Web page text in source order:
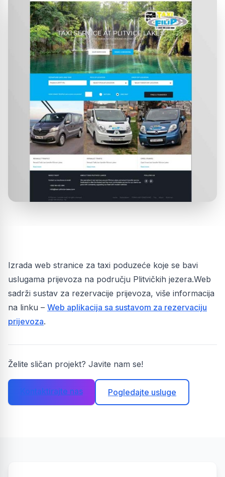
Izrada web stranice za taxi poduzeće koje se bavi
uslugama prijevoza na području Plitvičkih jezera.Web
sadrži sustav za rezervacije prijevoza, više informacija
na linku – Web aplikacija sa sustavom za rezervaciju
prijevoza.
Želite sličan projekt? Javite nam se!
Kontaktirajte nas Pogledajte usluge